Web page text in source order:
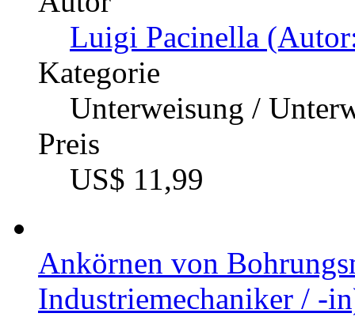
Luigi Pacinella
Kategorie
Unterweisung /
Preis
US$ 11,99
Ankörnen von
Industriemechaniker / -